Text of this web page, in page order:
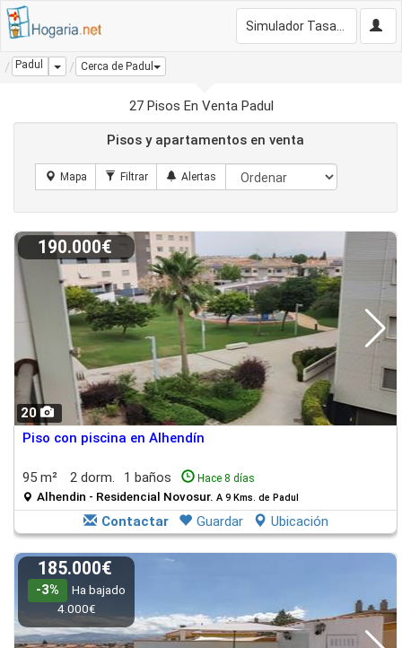
Padul Dropdown
Cerca de Padul
27 Pisos En Venta Padul
Pisos y apartamentos en venta
20
190.000€
Piso con piscina en Alhendín
95 m² 2 dorm. 1 baños Hace 8 días
Alhendin - Residencial Novosur. A 9 Kms. de Padul
Contactar Guardar Ubicación
185.000€
-3%
Ha bajado
4.000€